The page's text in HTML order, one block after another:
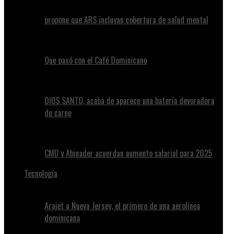
propone que ARS incluyan cobertura de salud mental
Que pasó con el Café Dominicano
DIOS SANTO, acaba de aparece una batería devoradora
de carne
CMD y Abinader acuerdan aumento salarial para 2025
Tecnología
Arajet a Nueva Jersey, el primero de una aerolínea
dominicana